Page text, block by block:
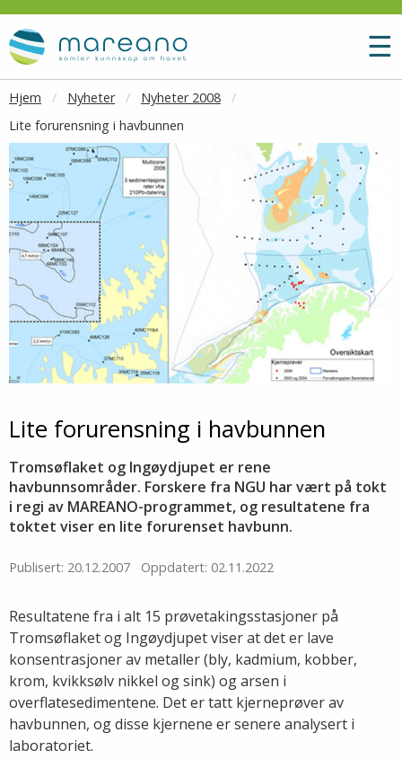
Gå til hovedinnhold
☰
Hjem Nyheter
Nyheter 2008
Lite forurensning i havbunnen
Lite forurensning i havbunnen
Tromsøflaket og Ingøydjupet er rene
havbunnsområder. Forskere fra NGU har vært på tokt
i regi av MAREANO-programmet, og resultatene fra
toktet viser en lite forurenset havbunn.
Publisert: 20.12.2007 Oppdatert: 02.11.2022
Resultatene fra i alt 15 prøvetakingsstasjoner på
Tromsøflaket og Ingøydjupet viser at det er lave
konsentrasjoner av metaller (bly, kadmium, kobber,
krom, kvikksølv nikkel og sink) og arsen i
overflatesedimentene. Det er tatt kjerneprøver av
havbunnen, og disse kjernene er senere analysert i
laboratoriet.